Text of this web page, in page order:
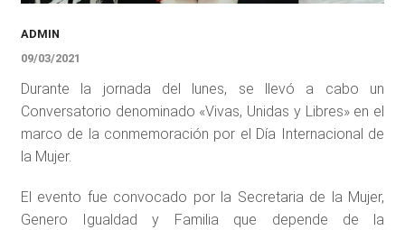
ADMIN
09/03/2021
Durante la jornada del lunes, se llevó a cabo un
Conversatorio denominado «Vivas, Unidas y Libres» en el
marco de la conmemoración por el Día Internacional de
la Mujer.
El evento fue convocado por la Secretaria de la Mujer,
Genero Igualdad y Familia que depende de la